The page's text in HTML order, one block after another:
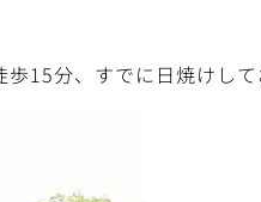
15分、すでに日焼けして